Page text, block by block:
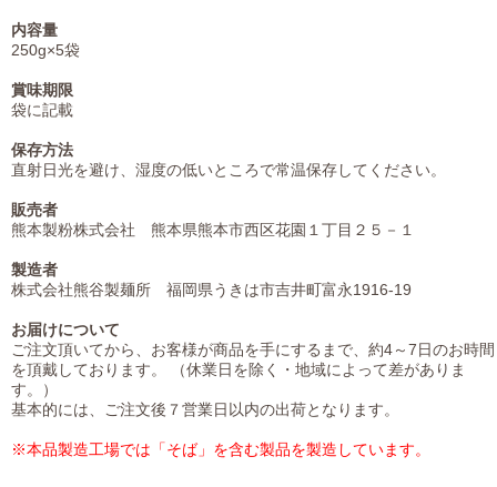
内容量
250g×5袋
賞味期限
袋に記載
保存方法
直射日光を避け、湿度の低いところで常温保存してください。
販売者
熊本製粉株式会社 熊本県熊本市西区花園１丁目２５－１
製造者
株式会社熊谷製麺所 福岡県うきは市吉井町富永1916-19
お届けについて
ご注文頂いてから、お客様が商品を手にするまで、約4～7日のお時間
を頂戴しております。 （休業日を除く・地域によって差がありま
す。）
基本的には、ご注文後７営業日以内の出荷となります。
※本品製造工場では「そば」を含む製品を製造しています。